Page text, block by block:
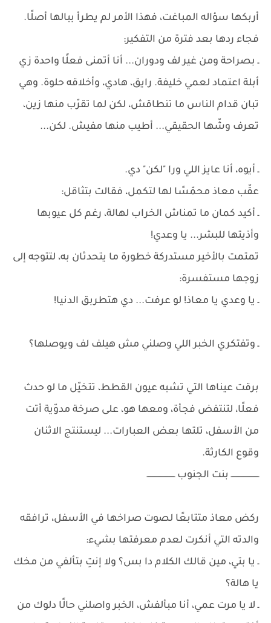
أربكها سؤاله المباغت، فهذا الأمر لم يطرأ ببالها أصلًا.
فجاء ردها بعد فترة من التفكير:
ـ بصراحة ومن غير لف ودوران... أنا أتمنى فعلًا واحدة زي
أبلة اعتماد لعمي خليفة. رايق، هادي، وأخلاقه حلوة. وهي
تبان قدام الناس ما تنطاقش، لكن لما تقرّب منها زين،
تعرف وشّها الحقيقي... أطيب منها مفيش. لكن...
ـ أيوه، أنا عايز اللي ورا "لكن" دي.
عقّب معاذ محمّسًا لها لتكمل، فقالت بتثاقل:
ـ أكيد كمان ما تمناش الخراب لهالة، رغم كل عيوبها
وأذيتها للبشر... يا وعدي!
تمتمت بالأخير مستدركة خطورة ما يتحدثان به، لتتوجه إلى
زوجها مستفسرة:
ـ يا وعدي يا معاذ! لو عرفت... دي هتطربق الدنيا!
ـ وتفتكري الخبر اللي وصلني مش هيلف لف ويوصلها؟
برقت عيناها التي تشبه عيون القطط، تتخيّل ما لو حدث
فعلًا، لتنتفض فجأة، ومعها هو، على صرخة مدوّية أتت
من الأسفل، تلتها بعض العبارات... ليستنتج الاثنان
وقوع الكارثة.
ـــــــــــــــــــــــ بنت الجنوب ـــــــــــــــــــــــ
ركض معاذ متتابعًا لصوت صراخها في الأسفل، ترافقه
والدته التي أنكرت لعدم معرفتها بشيء:
ـ يا بتي، مين قالك الكلام دا بس؟ ولا إنتِ بتألفي من مخك
يا هالة؟
ـ لا يا مرت عمي، أنا مبألفش، الخبر واصلني حالًا دلوك من